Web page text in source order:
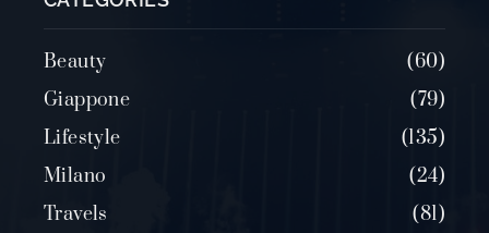
Beauty
60
Giappone
79
Lifestyle
135
Milano
24
Travels
81